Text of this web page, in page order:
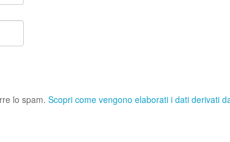
lo spam. Scopri come vengono elaborati i dati derivati